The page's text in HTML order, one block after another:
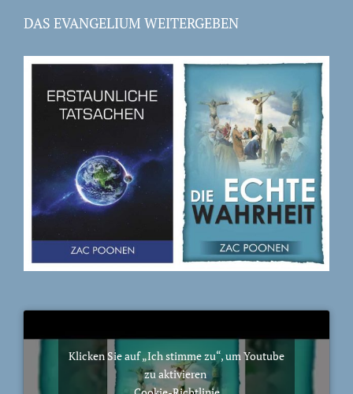
DAS EVANGELIUM WEITERGEBEN
Klicken Sie auf „Ich stimme zu“, um Youtube
zu aktivieren